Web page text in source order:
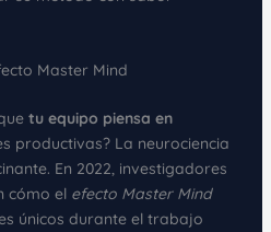
Master Mind
tu equipo piensa en
productivas? La neurociencia
En 2022, investigadores
cómo el efecto Master Mind
únicos durante el trabajo